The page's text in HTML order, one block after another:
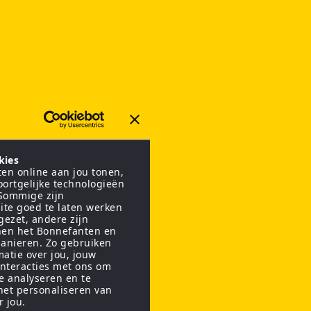
online aan jou tonen,
technologieën
zijn
goed te laten werken
andere zijn
het Bonnefanten en
Zo gebruiken
over jou, jouw
met ons om
analyseren en te
personaliseren van
jou.